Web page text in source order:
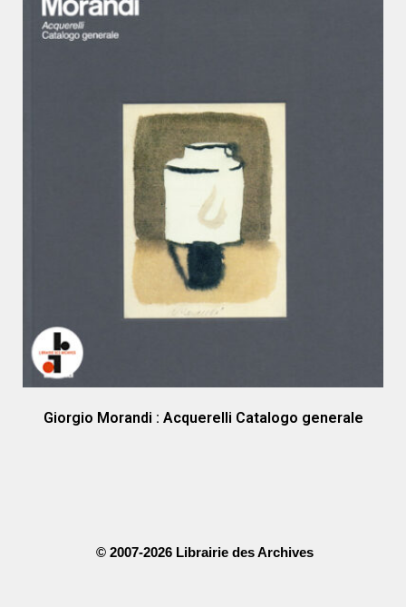
Giorgio Morandi : Acquerelli Catalogo generale
© 2007-2026 Librairie des Archives